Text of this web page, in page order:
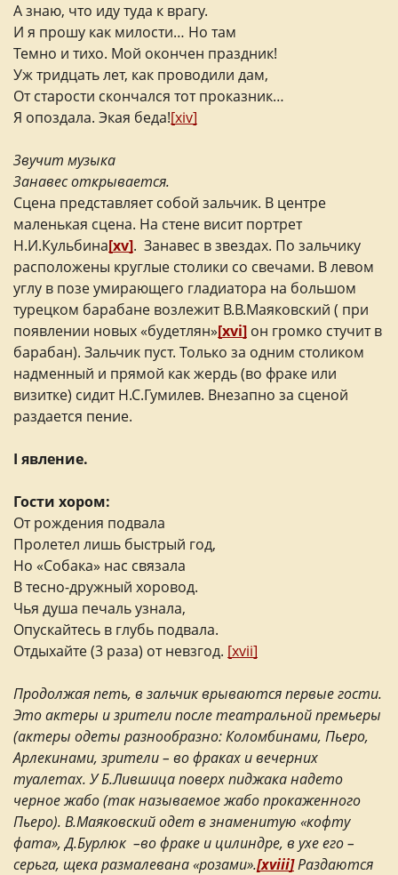
А знаю, что иду туда к врагу.
И я прошу как милости… Но там
Темно и тихо. Мой окончен праздник!
Уж тридцать лет, как проводили дам,
От старости скончался тот проказник…
Я опоздала. Экая беда![xiv]
Звучит музыка
Занавес открывается.
Сцена представляет собой зальчик. В центре
маленькая сцена. На стене висит портрет
Н.И.Кульбина[xv]. Занавес в звездах. По зальчику
расположены круглые столики со свечами. В левом
углу в позе умирающего гладиатора на большом
турецком барабане возлежит В.В.Маяковский ( при
появлении новых «будетлян»[xvi] он громко стучит в
барабан). Зальчик пуст. Только за одним столиком
надменный и прямой как жердь (во фраке или
визитке) сидит Н.С.Гумилев. Внезапно за сценой
раздается пение.
I явление.
Гости хором:
От рождения подвала
Пролетел лишь быстрый год,
Но «Собака» нас связала
В тесно-дружный хоровод.
Чья душа печаль узнала,
Опускайтесь в глубь подвала.
Отдыхайте (3 раза) от невзгод. [xvii]
Продолжая петь, в зальчик врываются первые гости.
Это актеры и зрители после театральной премьеры
(актеры одеты разнообразно: Коломбинами, Пьеро,
Арлекинами, зрители – во фраках и вечерних
туалетах. У Б.Лившица поверх пиджака надето
черное жабо (так называемое жабо прокаженного
Пьеро). В.Маяковский одет в знаменитую «кофту
фата», Д.Бурлюк –во фраке и цилиндре, в ухе его –
серьга, щека размалевана «розами».[xviii]Раздаются